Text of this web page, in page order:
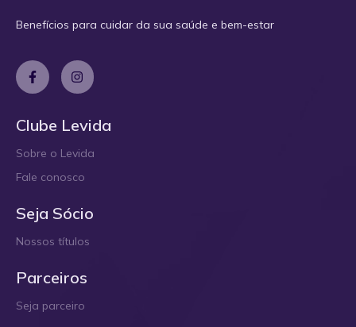
Benefícios para cuidar da sua saúde e bem-estar
Clube Levida
Sobre o Levida
Fale conosco
Seja Sócio
Nossos títulos
Parceiros
Seja parceiro